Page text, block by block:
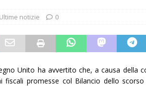
Ultime notizie 0
Unito ha avvertito che, a causa della
fiscali promesse col Bilancio dello